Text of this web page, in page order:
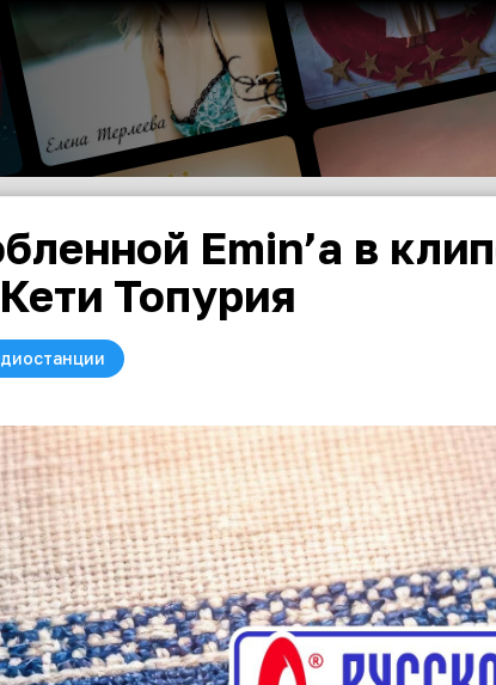
Emin’a в
Топурия